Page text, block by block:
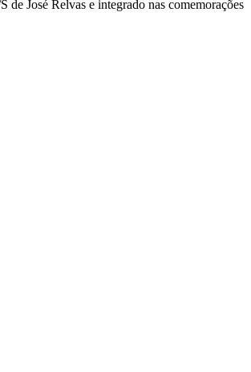
José Relvas e integrado nas comemorações